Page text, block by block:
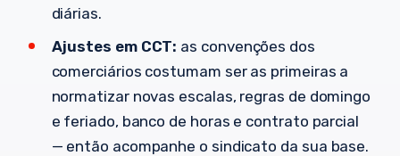
diárias.
Ajustes em CCT: as convenções dos
comerciários costumam ser as primeiras a
normatizar novas escalas, regras de domingo
e feriado, banco de horas e contrato parcial
— então acompanhe o sindicato da sua base.